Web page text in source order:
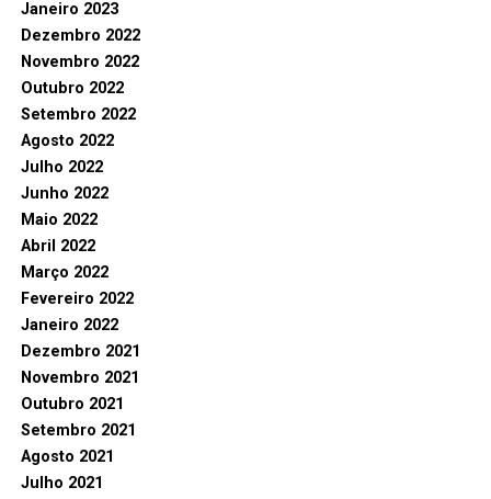
Janeiro 2023
Dezembro 2022
Novembro 2022
Outubro 2022
Setembro 2022
Agosto 2022
Julho 2022
Junho 2022
Maio 2022
Abril 2022
Março 2022
Fevereiro 2022
Janeiro 2022
Dezembro 2021
Novembro 2021
Outubro 2021
Setembro 2021
Agosto 2021
Julho 2021